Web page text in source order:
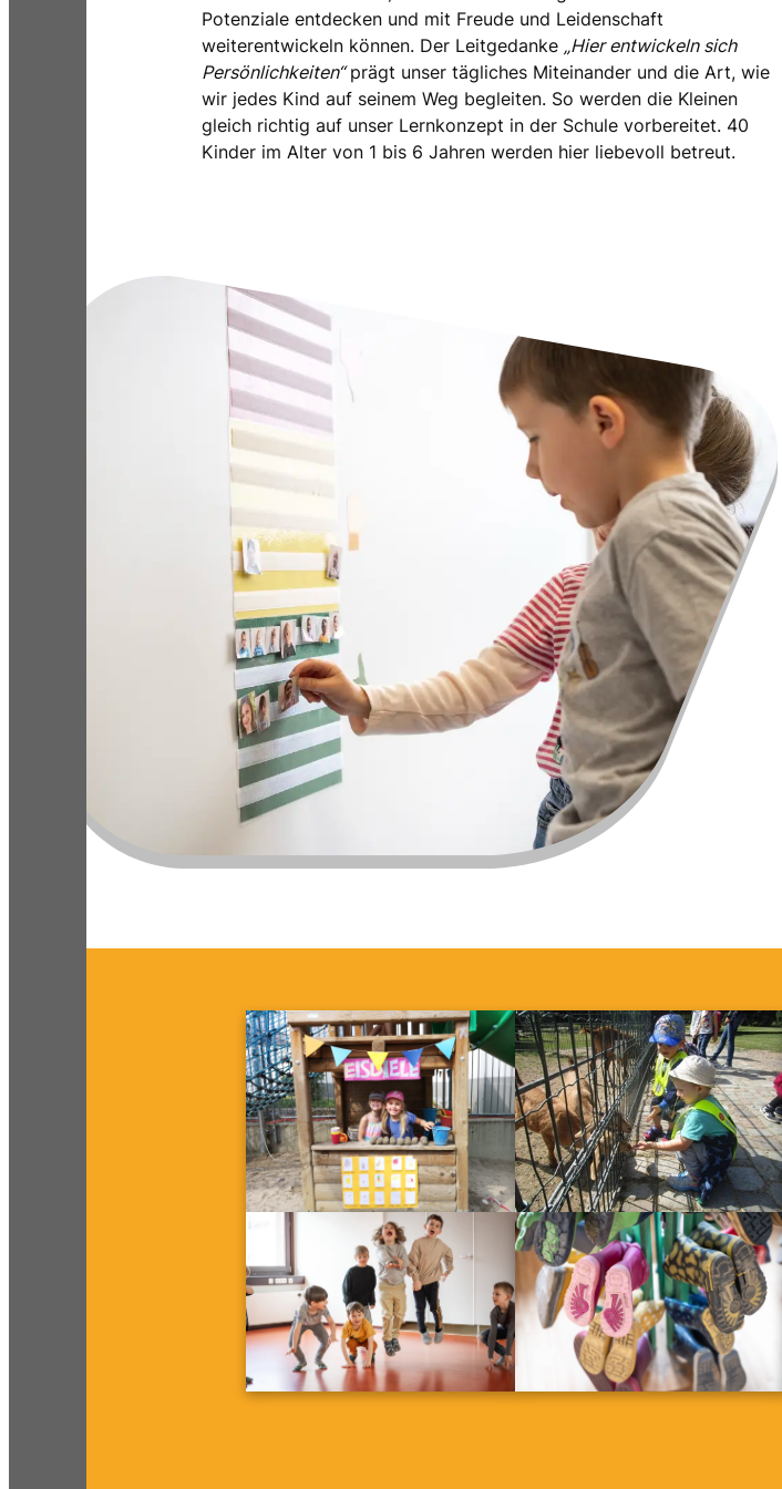
Potenziale entdecken und mit Freude und Leidenschaft
weiterentwickeln können. Der Leitgedanke „Hier entwickeln sich
Persönlichkeiten“prägt unser tägliches Miteinander und die Art, wie
wir jedes Kind auf seinem Weg begleiten. So werden die Kleinen
gleich richtig auf unser Lernkonzept in der Schule vorbereitet. 40
Kinder im Alter von 1 bis 6 Jahren werden hier liebevoll betreut.